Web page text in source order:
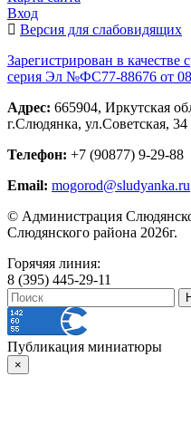
Вход
Версия для слабовидящих
Зарегистрирован в
серия Эл №ФС77-88676 от 08
Адрес: 665904, Иркутская
г.Слюдянка, ул.Советская, 34
Телефон: +7 (90877) 9-29-88
Email: mogorod@sludyanka.ru
© Администрация
Слюдянского района 2026г.
Горячяя линия:
8 (395) 445-29-11
Публикация миниатюры
×